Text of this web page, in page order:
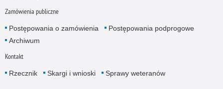
Zamówienia publiczne
Postępowania o zamówienia
Postępowania podprogowe
Archiwum
Kontakt
Rzecznik Skargi i wnioski Sprawy weteranów